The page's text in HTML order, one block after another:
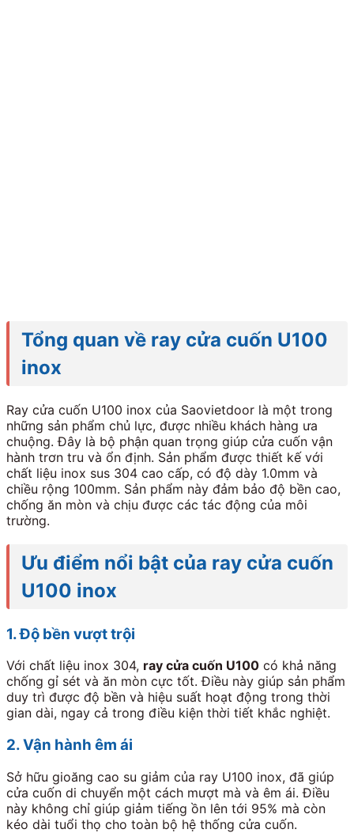
Tổng quan về ray cửa cuốn U100
inox
Ray cửa cuốn U100 inox của Saovietdoor là một trong
những sản phẩm chủ lực, được nhiều khách hàng ưa
chuộng. Đây là bộ phận quan trọng giúp cửa cuốn vận
hành trơn tru và ổn định. Sản phẩm được thiết kế với
chất liệu inox sus 304 cao cấp, có độ dày 1.0mm và
chiều rộng 100mm. Sản phẩm này đảm bảo độ bền cao,
chống ăn mòn và chịu được các tác động của môi
trường.
Ưu điểm nổi bật của ray cửa cuốn
U100 inox
1. Độ bền vượt trội
Với chất liệu inox 304, ray cửa cuốn U100 có khả năng
chống gỉ sét và ăn mòn cực tốt. Điều này giúp sản phẩm
duy trì được độ bền và hiệu suất hoạt động trong thời
gian dài, ngay cả trong điều kiện thời tiết khắc nghiệt.
2. Vận hành êm ái
Sở hữu gioăng cao su giảm của ray U100 inox, đã giúp
cửa cuốn di chuyển một cách mượt mà và êm ái. Điều
này không chỉ giúp giảm tiếng ồn lên tới 95% mà còn
kéo dài tuổi thọ cho toàn bộ hệ thống cửa cuốn.